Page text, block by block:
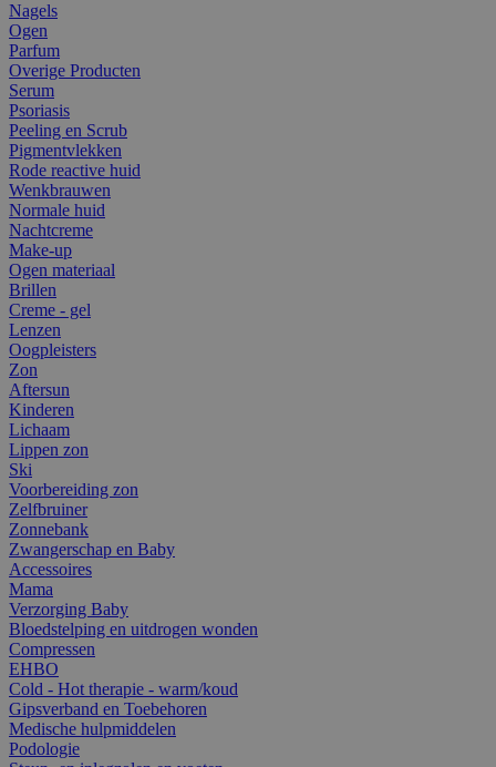
Nagels
Ogen
Parfum
Overige Producten
Serum
Psoriasis
Peeling en Scrub
Pigmentvlekken
Rode reactive huid
Wenkbrauwen
Normale huid
Nachtcreme
Make-up
Ogen materiaal
Brillen
Creme - gel
Lenzen
Oogpleisters
Zon
Aftersun
Kinderen
Lichaam
Lippen zon
Ski
Voorbereiding zon
Zelfbruiner
Zonnebank
Zwangerschap en Baby
Accessoires
Mama
Verzorging Baby
Bloedstelping en uitdrogen wonden
Compressen
EHBO
Cold - Hot therapie - warm/koud
Gipsverband en Toebehoren
Medische hulpmiddelen
Podologie